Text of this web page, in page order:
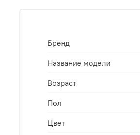
Бренд
Название модели
Возраст
Пол
Цвет